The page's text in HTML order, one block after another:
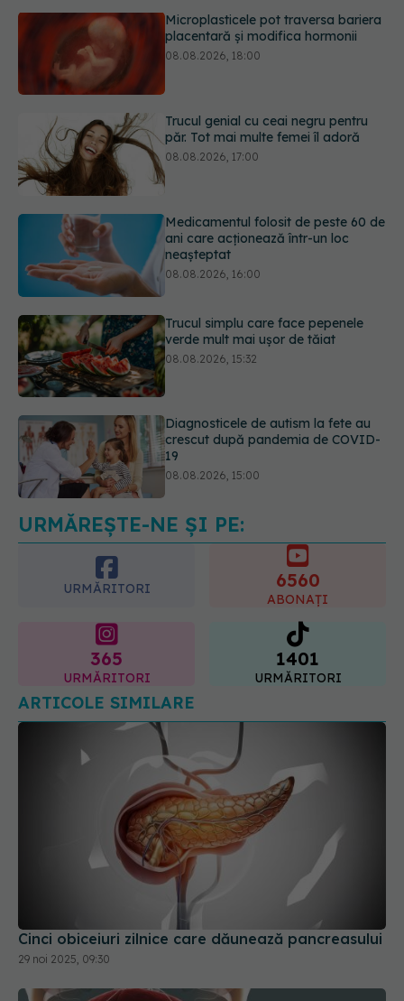
Trucul genial cu ceai negru pentru
păr. Tot mai multe femei îl adoră
Medicamentul folosit de peste 60 de
ani care acționează într-un loc
Trucul simplu care face pepenele
verde mult mai ușor de tăiat
08.08.2026, 15:32
Diagnosticele de autism la fete au
crescut după pandemia de COVID-
Microplasticele pot traversa bariera
placentară și modifica hormonii
08.08.2026, 18:00
URMĂREȘTE-NE ȘI PE:
URMĂRITORI 6560
ABONAȚI
365
URMĂRITORI
1401
URMĂRITORI
ARTICOLE SIMILARE
Cinci obiceiuri zilnice care dăunează pancreasului
29 noi 2025, 09:30